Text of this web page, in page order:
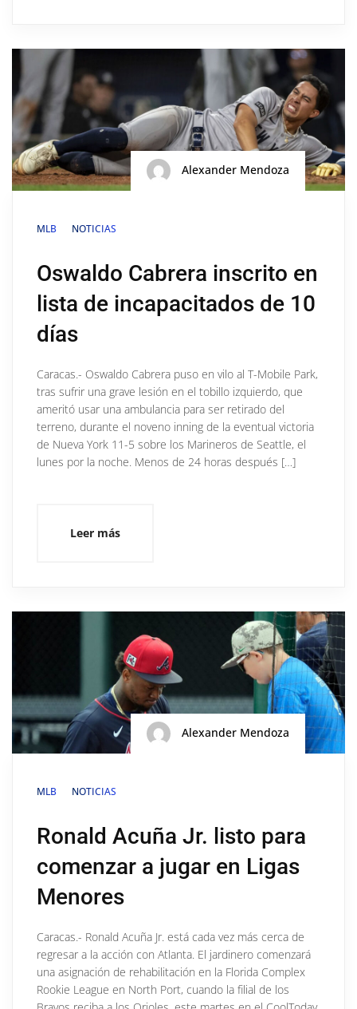
Alexander Mendoza
MLB NOTICIAS
Oswaldo Cabrera inscrito en
lista de incapacitados de 10
días
Caracas.- Oswaldo Cabrera puso en vilo al T-Mobile Park,
tras sufrir una grave lesión en el tobillo izquierdo, que
ameritó usar una ambulancia para ser retirado del
terreno, durante el noveno inning de la eventual victoria
de Nueva York 11-5 sobre los Marineros de Seattle, el
lunes por la noche. Menos de 24 horas después […]
Leer más
Alexander Mendoza
MLB NOTICIAS
Ronald Acuña Jr. listo para
comenzar a jugar en Ligas
Menores
Caracas.- Ronald Acuña Jr. está cada vez más cerca de
regresar a la acción con Atlanta. El jardinero comenzará
una asignación de rehabilitación en la Florida Complex
Rookie League en North Port, cuando la filial de los